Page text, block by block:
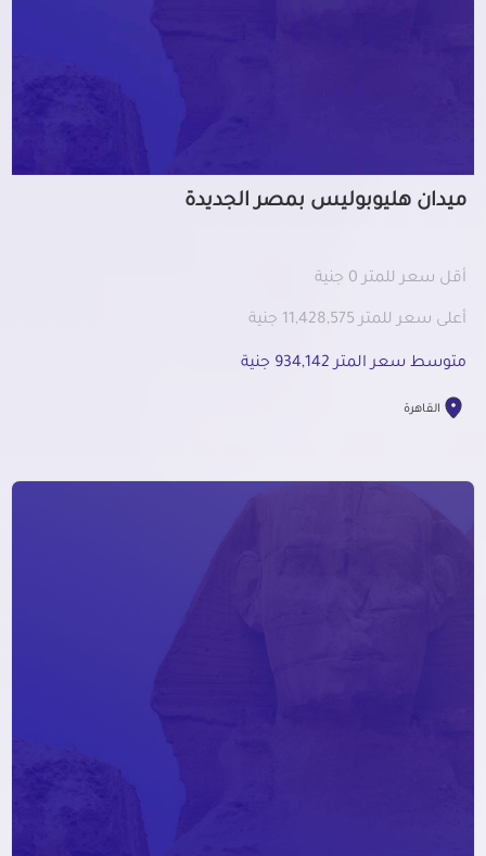
ميدان هليوبوليس بمصر الجديدة
أقل سعر للمتر 0 جنية
أعلى سعر للمتر 11,428,575 جنية
متوسط سعر المتر 934,142 جنية
القاهرة